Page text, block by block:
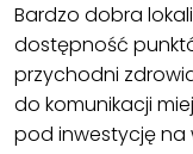
Bardzo dobra
dostępność
przychodni
do komunikacji
pod inwestycję na